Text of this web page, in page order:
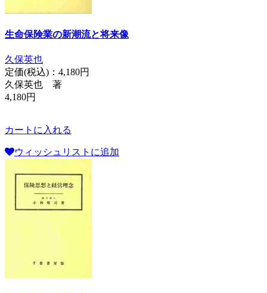
生命保険業の新潮流と将来像
久保英也
定価(税込)： 4,180円
久保英也 著
4,180円
カートに入れる
ウィッシュリストに追加